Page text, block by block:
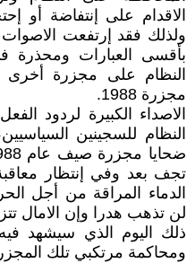
الاقدام على إنتفاضة أو
ولذلك فقد إرتفعت
بأقسى العبارات
النظام على مجزرة
مجزرة 1988.
الاصداء الکبيرة لردود
النظام للسجينين
تجف بعد وفي إنتظار
الدماء المراقة من أجل
لن تذهب هدرا وإن الامال
ذلك اليوم الذي سيشهد
ومحاکمة مرتکبي تلك